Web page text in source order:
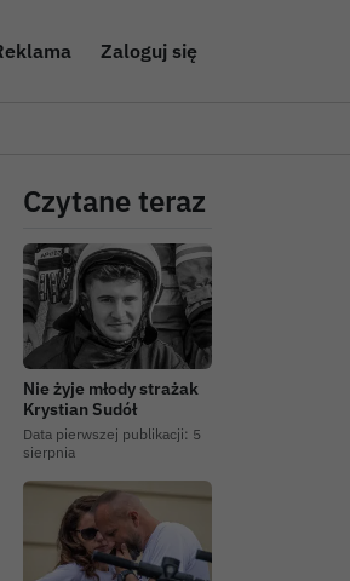
Zaloguj się
Czytane teraz
Nie żyje młody strażak
Krystian Sudół
Data pierwszej publikacji: 5
sierpnia